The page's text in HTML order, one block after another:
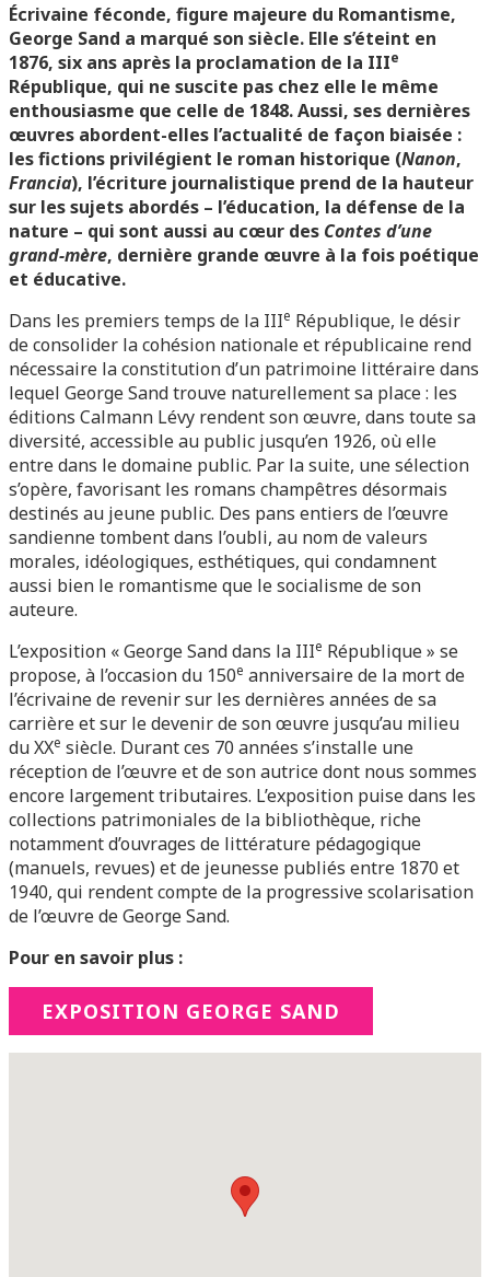
Écrivaine féconde, figure majeure du Romantisme,
George Sand a marqué son siècle. Elle s’éteint en
1876, six ans après la proclamation de la IIIe
République, qui ne suscite pas chez elle le même
enthousiasme que celle de 1848. Aussi, ses dernières
œuvres abordent-elles l’actualité de façon biaisée :
les fictions privilégient le roman historique (Nanon,
Francia), l’écriture journalistique prend de la hauteur
sur les sujets abordés – l’éducation, la défense de la
nature – qui sont aussi au cœur des Contes d’une
grand-mère, dernière grande œuvre à la fois poétique
et éducative.
Dans les premiers temps de la IIIe République, le désir
de consolider la cohésion nationale et républicaine rend
nécessaire la constitution d’un patrimoine littéraire dans
lequel George Sand trouve naturellement sa place : les
éditions Calmann Lévy rendent son œuvre, dans toute sa
diversité, accessible au public jusqu’en 1926, où elle
entre dans le domaine public. Par la suite, une sélection
s’opère, favorisant les romans champêtres désormais
destinés au jeune public. Des pans entiers de l’œuvre
sandienne tombent dans l’oubli, au nom de valeurs
morales, idéologiques, esthétiques, qui condamnent
aussi bien le romantisme que le socialisme de son
auteure.
L’exposition « George Sand dans la IIIe République » se
propose, à l’occasion du 150e anniversaire de la mort de
l’écrivaine de revenir sur les dernières années de sa
carrière et sur le devenir de son œuvre jusqu’au milieu
du XXe siècle. Durant ces 70 années s’installe une
réception de l’œuvre et de son autrice dont nous sommes
encore largement tributaires. L’exposition puise dans les
collections patrimoniales de la bibliothèque, riche
notamment d’ouvrages de littérature pédagogique
(manuels, revues) et de jeunesse publiés entre 1870 et
1940, qui rendent compte de la progressive scolarisation
de l’œuvre de George Sand.
Pour en savoir plus :
EXPOSITION GEORGE SAND